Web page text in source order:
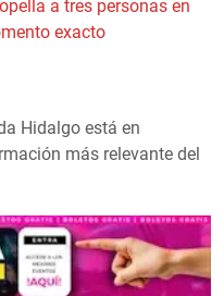
a tres personas en
exacto
Hidalgo está en
más relevante del